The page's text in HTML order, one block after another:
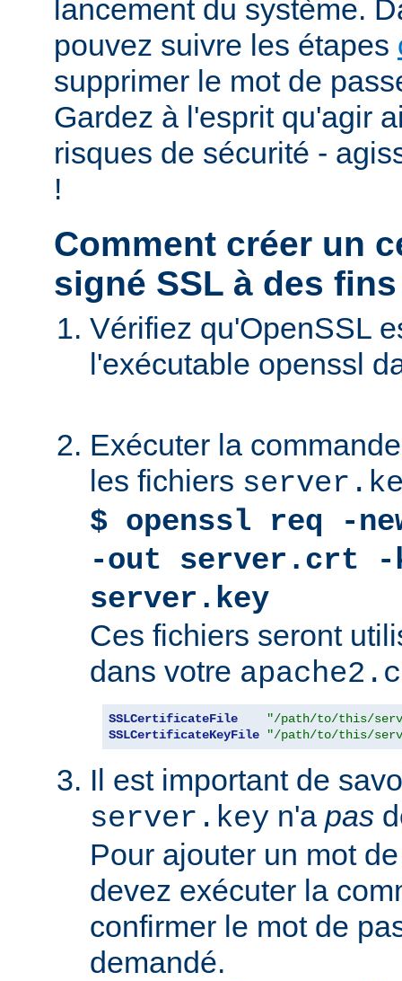
lancement du système.
pouvez suivre les étapes
supprimer le mot de
Gardez à l'esprit qu'agir
risques de sécurité -
!
Comment créer un
signé SSL à des
Vérifiez qu'OpenSSL
l'exécutable openssl
Exécuter la
les fichiers
$ openssl req -
-out server.crt -
server.key
Ces fichiers seront
dans votre
SSLCertificateFile
"/path/to/this/
SSLCertificateKeyFile
"/path/to/this/
Il est important de
server.key n'a pas
Pour ajouter un mot
devez exécuter la
confirmer le mot de
demandé.